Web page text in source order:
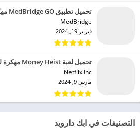
تحميل تطبيق MedBridge GO مهكر للاندرويد 2024
MedBridge‏
فبراير 19, 2024
تحميل لعبة Money Heist مهكرة للاندرويد 2024
Netflix Inc.‏
مارس 9, 2024
التصنيفات في ابك دارويد